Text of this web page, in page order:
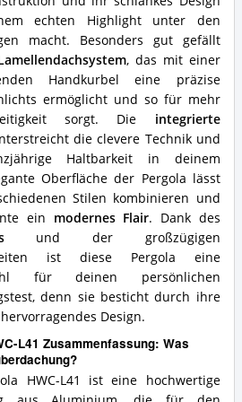
echten Highlight unter den
macht. Besonders gut gefällt
, das mit einer
Handkurbel eine präzise
ermöglicht und so für mehr
sorgt. Die integrierte
die clevere Technik und
Haltbarkeit in deinem
Oberfläche der Pergola lässt
Stilen kombinieren und
ein modernes Flair. Dank des
und der großzügigen
ist diese Pergola eine
für deinen persönlichen
denn sie besticht durch ihre
Design.
L41 Zusammenfassung: Was
HWC-L41 ist eine hochwertige